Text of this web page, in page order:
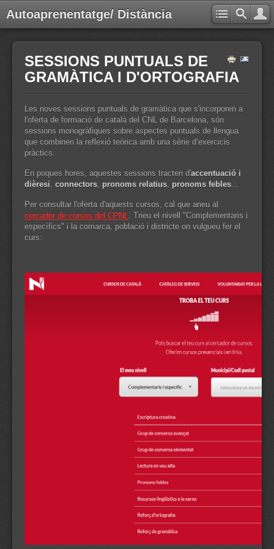
Autoaprenentatge/ Distància
SESSIONS PUNTUALS DE
GRAMÀTICA I D'ORTOGRAFIA
Les noves sessions puntuals de gramàtica que s'incorporen a
l'oferta de formació de català del CNL de Barcelona, són
sessions monogràfiques sobre aspectes puntuals de llengua
que combinen la reflexió teòrica amb una sèrie d’exercicis
pràctics.
En poques hores, aquestes sessions tracten d'accentuació i
dièresi, connectors, pronoms relatius, pronoms febles...
Per consultar l'oferta d'aquests cursos, cal que aneu al
cercador de cursos del CPNL. Trieu el nivell "Complementaris i
específics" i la comarca, població i districte on vulgueu fer el
curs: